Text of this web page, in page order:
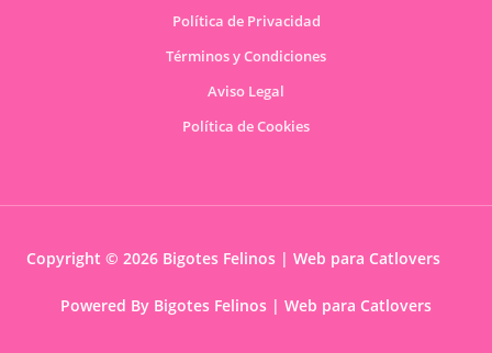
Política de Privacidad
Términos y Condiciones
Aviso Legal
Política de Cookies
Copyright © 2026 Bigotes Felinos | Web para Catlovers
Powered By Bigotes Felinos | Web para Catlovers